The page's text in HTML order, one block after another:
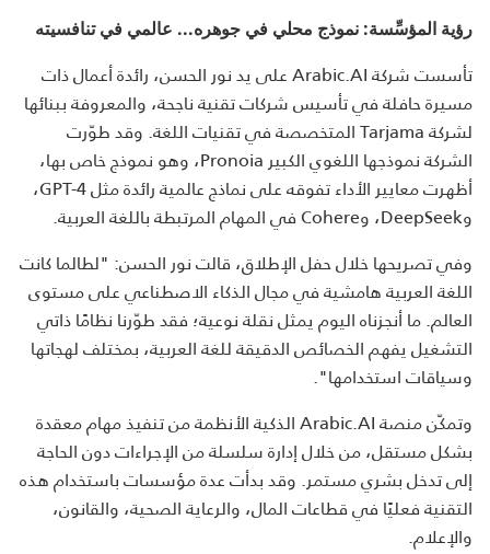
رؤية المؤسِّسة: نموذج محلي في جوهره... عالمي في تنافسيته
تأسست شركة Arabic.AI على يد نور الحسن، رائدة أعمال ذات
مسيرة حافلة في تأسيس شركات تقنية ناجحة، والمعروفة ببنائها
لشركة Tarjama المتخصصة في تقنيات اللغة. وقد طوّرت
الشركة نموذجها اللغوي الكبير Pronoia، وهو نموذج خاص بها،
أظهرت معايير الأداء تفوقه على نماذج عالمية رائدة مثل GPT-4،
وDeepSeek، وCohere في المهام المرتبطة باللغة العربية.
وفي تصريحها خلال حفل الإطلاق، قالت نور الحسن: "لطالما كانت
اللغة العربية هامشية في مجال الذكاء الاصطناعي على مستوى
العالم. ما أنجزناه اليوم يمثل نقلة نوعية؛ فقد طوّرنا نظامًا ذاتي
التشغيل يفهم الخصائص الدقيقة للغة العربية، بمختلف لهجاتها
وسياقات استخدامها".
وتمكّن منصة Arabic.AI الذكية الأنظمة من تنفيذ مهام معقدة
بشكل مستقل، من خلال إدارة سلسلة من الإجراءات دون الحاجة
إلى تدخل بشري مستمر. وقد بدأت عدة مؤسسات باستخدام هذه
التقنية فعليًا في قطاعات المال، والرعاية الصحية، والقانون،
والإعلام.